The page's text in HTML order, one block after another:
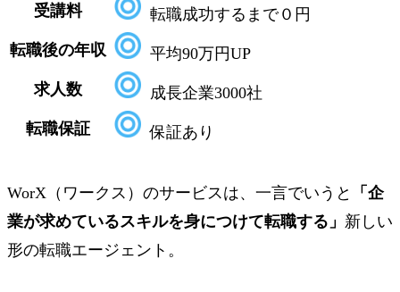
受講料
転職成功するまで０円
転職後の年収
平均90万円UP
求人数
成長企業3000社
転職保証
保証あり
WorX（ワークス）のサービスは、一言でいうと
「企
業が求めているスキルを身につけて転職する」 新しい
形の転職エージェント。